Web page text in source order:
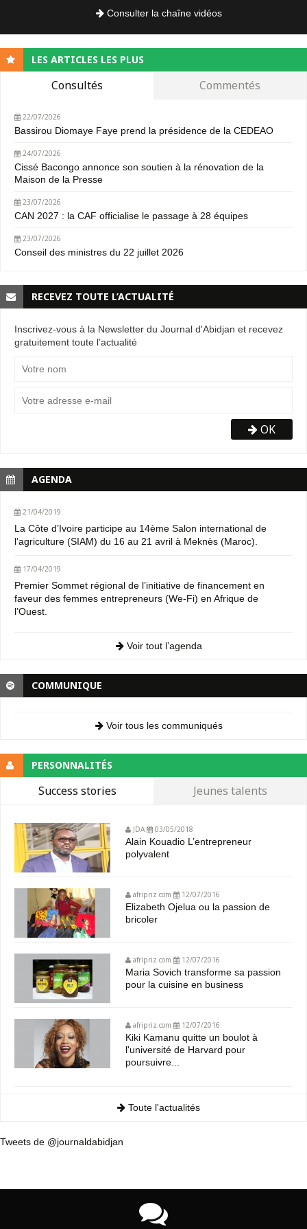
Consulter la chaîne vidéos
LES ARTICLES LES PLUS
Consultés Commentés
22/07/2026
Bassirou Diomaye Faye prend la présidence de la CEDEAO
24/07/2026
Cissé Bacongo annonce son soutien à la rénovation de la
Maison de la Presse
23/07/2026
CAN 2027 : la CAF officialise le passage à 28 équipes
23/07/2026
Conseil des ministres du 22 juillet 2026
RECEVEZ TOUTE L’ACTUALITÉ
Inscrivez-vous à la Newsletter du Journal d'Abidjan et recevez
gratuitement toute l’actualité
OK
AGENDA
21/04/2019
La Côte d’Ivoire participe au 14ème Salon international de
l’agriculture (SIAM) du 16 au 21 avril à Meknès (Maroc).
17/04/2019
Premier Sommet régional de l’initiative de financement en
faveur des femmes entrepreneurs (We-Fi) en Afrique de
l’Ouest.
Voir tout l’agenda
COMMUNIQUE
Voir tous les communiqués
PERSONNALITÉS
Success stories Jeunes talents
JDA 03/05/2018
Alain Kouadio L’entrepreneur
polyvalent
afripriz.com 12/07/2016
Elizabeth Ojelua ou la passion de
bricoler
afripriz.com 12/07/2016
Maria Sovich transforme sa passion
pour la cuisine en business
afripriz.com 12/07/2016
Kiki Kamanu quitte un boulot à
l'université de Harvard pour
poursuivre...
Toute l'actualités
Tweets de @journaldabidjan